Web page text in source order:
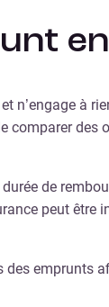
en
à
comparer des
de
peut
emprunts